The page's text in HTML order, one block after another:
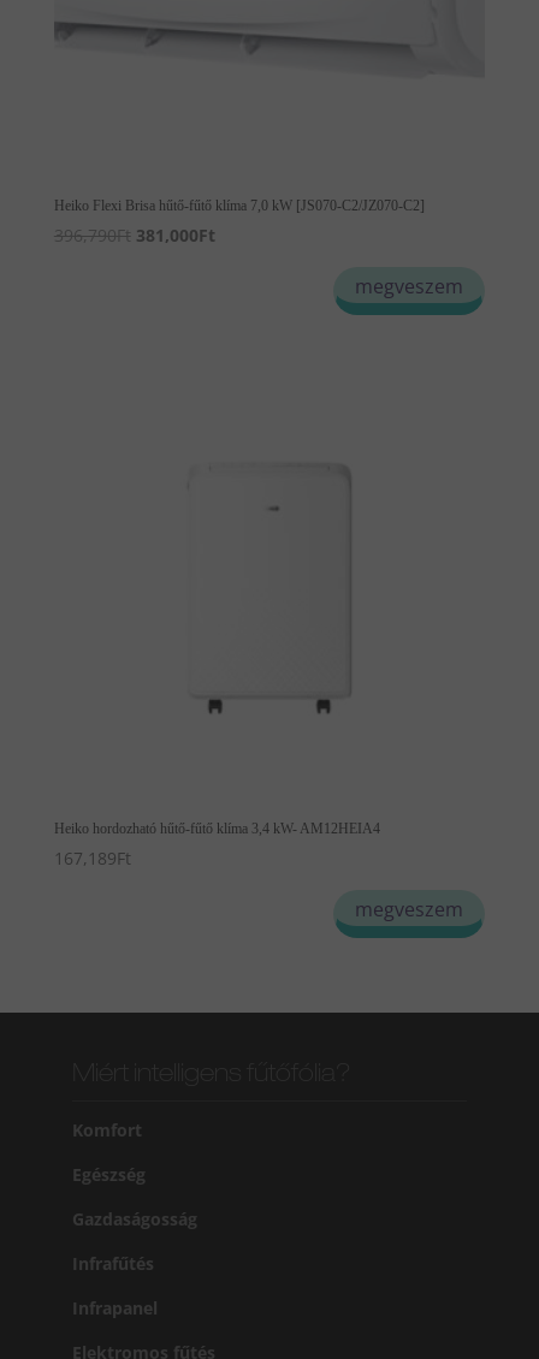
Heiko Flexi Brisa hűtő-fűtő klíma 7,0 kW [JS070-C2/JZ070-C2]
396,790Ft Original
381,000FtCurrent
megveszem
Heiko hordozható hűtő-fűtő klíma 3,4 kW- AM12HEIA4
167,189Ft
megveszem
Komfort
Egészség
Gazdaságosság
Infrafűtés
Infrapanel
Elektromos fűtés